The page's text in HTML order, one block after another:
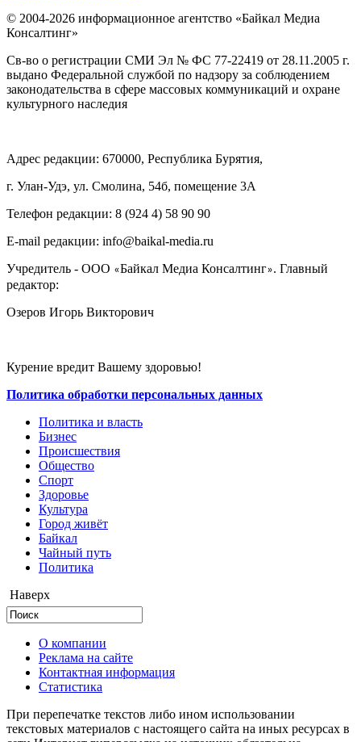
© 2004-2026 информационное агентство «Байкал Медиа
Консалтинг»
Св-во о регистрации СМИ Эл № ФС 77-22419 от 28.11.2005 г.
выдано Федеральной службой по надзору за соблюдением
законодательства в сфере массовых коммуникаций и охране
культурного наследия
Адрес редакции: 670000, Республика Бурятия,
г. Улан-Удэ, ул. Смолина, 54б, помещение 3А
Телефон редакции: ‎‎8 (924 4) 58 90 90
E-mail редакции: info@baikal-media.ru
Учредитель - ООО «Байкал Медиа Консалтинг». Главный
редактор:
Озеров Игорь Викторович
Курение вредит Вашему здоровью!
Политика обработки персональных данных
Политика и власть
Бизнес
Происшествия
Общество
Cпорт
Здоровье
Культура
Город живёт
Байкал
Чайный путь
Политика
Наверх
О компании
Реклама на сайте
Контактная информация
Статистика
При перепечатке текстов либо ином использовании
текстовых материалов с настоящего сайта на иных ресурсах в